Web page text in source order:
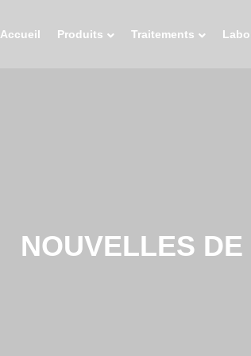
Accueil Produits Traitements
NOUVELLES